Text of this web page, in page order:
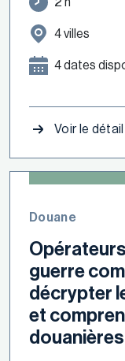
4 villes
4 dates
Voir le
Douane
guerre
décrypter
et
douanières